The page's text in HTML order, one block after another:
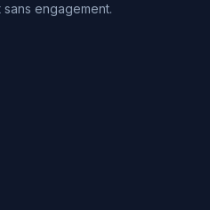
engagement.